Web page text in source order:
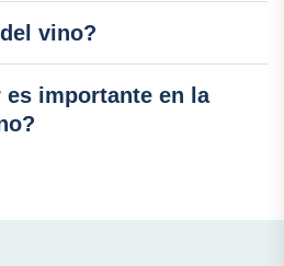
vino?
importante en la